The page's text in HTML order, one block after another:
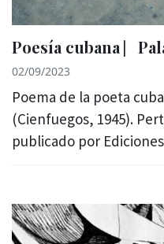
Poesía cubana
02/09/2023
Poema de la poeta
(Cienfuegos, 1945).
publicado por